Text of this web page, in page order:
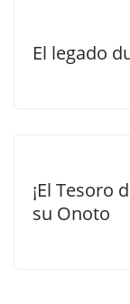
El legado
¡El Tesoro
su Onoto